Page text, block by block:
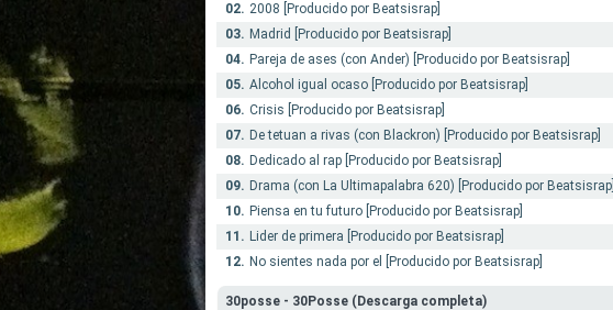
02. 2008 [Producido por Beatsisrap]
03. Madrid [Producido por Beatsisrap]
04. Pareja de ases (con Ander) [Producido por Beatsisrap]
05. Alcohol igual ocaso [Producido por Beatsisrap]
06. Crisis [Producido por Beatsisrap]
07. De tetuan a rivas (con Blackron) [Producido por Beatsisrap]
08. Dedicado al rap [Producido por Beatsisrap]
09. Drama (con La Ultimapalabra 620) [Producido por Beatsisrap]
10. Piensa en tu futuro [Producido por Beatsisrap]
11. Lider de primera [Producido por Beatsisrap]
12. No sientes nada por el [Producido por Beatsisrap]
30posse - 30Posse (Descarga completa)